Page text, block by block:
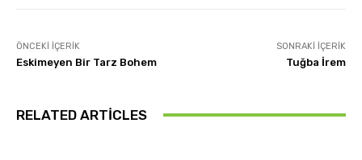
ÖNCEKI İÇERIK
Eskimeyen Bir Tarz Bohem
SONRAKI İÇERIK
Tuğba İrem
RELATED ARTICLES